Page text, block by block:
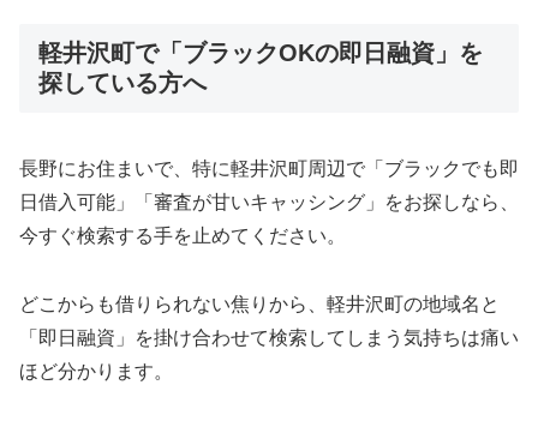
軽井沢町で「ブラックOKの即日融資」を
探している方へ
長野にお住まいで、特に軽井沢町周辺で「ブラックでも即
日借入可能」「審査が甘いキャッシング」をお探しなら、
今すぐ検索する手を止めてください。
どこからも借りられない焦りから、軽井沢町の地域名と
「即日融資」を掛け合わせて検索してしまう気持ちは痛い
ほど分かります。